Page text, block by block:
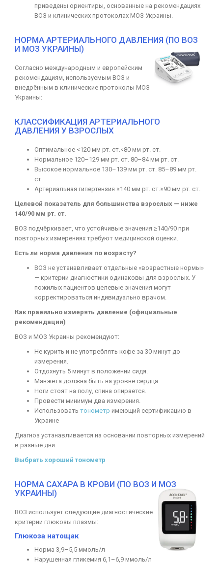
приведены ориентиры, основанные на рекомендациях
ВОЗ и клинических протоколах МОЗ Украины.
НОРМА АРТЕРИАЛЬНОГО ДАВЛЕНИЯ (ПО ВОЗ
И МОЗ УКРАИНЫ)
Согласно международным и европейским
рекомендациям, используемым ВОЗ и
внедрённым в клинические протоколы МОЗ
Украины:
КЛАССИФИКАЦИЯ АРТЕРИАЛЬНОГО
ДАВЛЕНИЯ У ВЗРОСЛЫХ
Оптимальное <120 мм рт. ст.<80 мм рт. ст.
Нормальное 120–129 мм рт. ст. 80–84 мм рт. ст.
Высокое нормальное 130–139 мм рт. ст. 85–89 мм рт.
ст.
Артериальная гипертензия ≥140 мм рт. ст.≥90 мм рт. ст.
Целевой показатель для большинства взрослых — ниже
140/90 мм рт. ст.
ВОЗ подчёркивает, что устойчивые значения ≥140/90 при
повторных измерениях требуют медицинской оценки.
Есть ли норма давления по возрасту?
ВОЗ не устанавливает отдельные «возрастные нормы»
— критерии диагностики одинаковы для взрослых. У
пожилых пациентов целевые значения могут
корректироваться индивидуально врачом.
Как правильно измерять давление (официальные
рекомендации)
ВОЗ и МОЗ Украины рекомендуют:
Не курить и не употреблять кофе за 30 минут до
измерения.
Отдохнуть 5 минут в положении сидя.
Манжета должна быть на уровне сердца.
Ноги стоят на полу, спина опирается.
Провести минимум два измерения.
Использовать тонометр имеющий сертификацию в
Украине
Диагноз устанавливается на основании повторных измерений
в разные дни.
Выбрать хороший тонометр
НОРМА САХАРА В КРОВИ (ПО ВОЗ И МОЗ
УКРАИНЫ)
ВОЗ использует следующие диагностические
критерии глюкозы плазмы:
Глюкоза натощак
Норма 3,9–5,5 ммоль/л
Нарушенная гликемия 6,1–6,9 ммоль/л